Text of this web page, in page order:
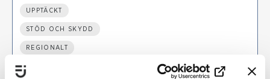
UPPTÄCKT
STÖD OCH SKYDD
REGIONALT